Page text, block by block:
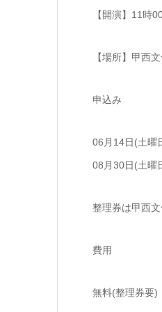
【開演】11時
【場所】甲西
申込み
06月14日(土曜
08月30日(土曜
整理券は甲西
費用
無料(整理券要)